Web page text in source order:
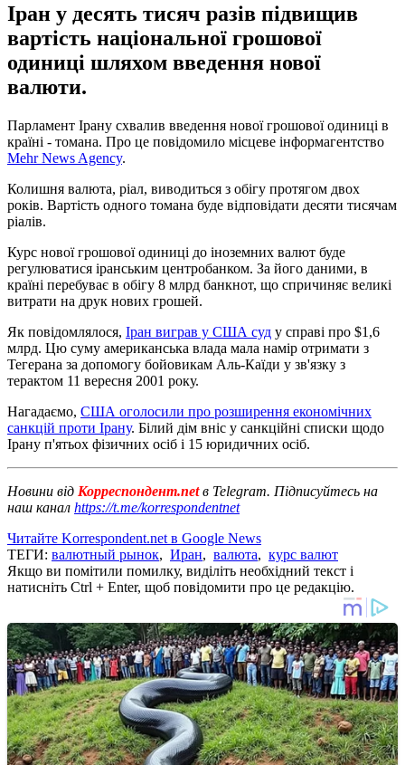
Іран у десять тисяч разів підвищив
вартість національної грошової
одиниці шляхом введення нової
валюти.
Парламент Ірану схвалив введення нової грошової одиниці в
країні - томана. Про це повідомило місцеве інформагентство
Mehr News Agency.
Колишня валюта, ріал, виводиться з обігу протягом двох
років. Вартість одного томана буде відповідати десяти тисячам
ріалів.
Курс нової грошової одиниці до іноземних валют буде
регулюватися іранським центробанком. За його даними, в
країні перебуває в обігу 8 млрд банкнот, що спричиняє великі
витрати на друк нових грошей.
Як повідомлялося, Іран виграв у США суд у справі про $1,6
млрд. Цю суму американська влада мала намір отримати з
Тегерана за допомогу бойовикам Аль-Каїди у зв'язку з
терактом 11 вересня 2001 року.
Нагадаємо, США оголосили про розширення економічних
санкцій проти Ірану. Білий дім вніс у санкційні списки щодо
Ірану п'ятьох фізичних осіб і 15 юридичних осіб.
Новини від Корреспондент.netв Telegram. Підписуйтесь на
наш канал https://t.me/korrespondentnet
Читайте Korrespondent.net в Google News
ТЕГИ: валютный рынок, Иран, валюта, курс валют
Якщо ви помітили помилку, виділіть необхідний текст і
натисніть Ctrl + Enter, щоб повідомити про це редакцію.